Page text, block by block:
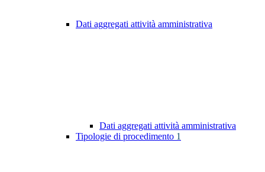
Dati aggregati attività amministrativa
Dati aggregati attività amministrativa
Tipologie di procedimento 1